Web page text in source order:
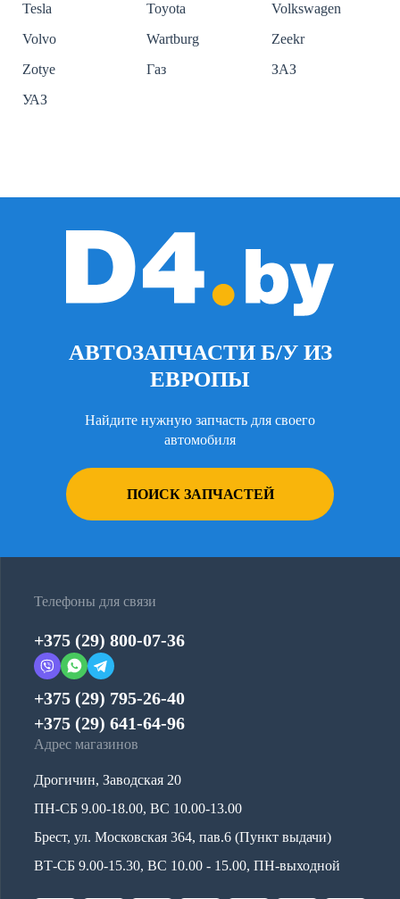
Tesla
Toyota
Volkswagen
Volvo
Wartburg
Zeekr
Zotye
Газ
ЗАЗ
УАЗ
АВТОЗАПЧАСТИ Б/У ИЗ
ЕВРОПЫ
Найдите нужную запчасть для своего
автомобиля
ПОИСК ЗАПЧАСТЕЙ
Телефоны для связи
+375 (29) 800-07-36
+375 (29) 795-26-40
+375 (29) 641-64-96
Адрес магазинов
Дрогичин, Заводская 20
ПН-СБ 9.00-18.00, ВС 10.00-13.00
Брест, ул. Московская 364, пав.6 (Пункт выдачи)
ВТ-СБ 9.00-15.30, ВС 10.00 - 15.00, ПН-выходной